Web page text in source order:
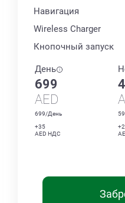
Навигация
Wireless Charger
Кнопочный запуск
День
699
AED
699/День
+35
AED НДС